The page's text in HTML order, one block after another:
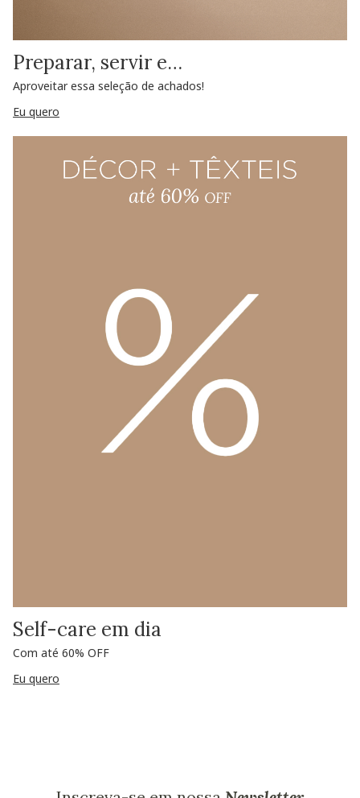
Preparar, servir e…
Aproveitar essa seleção de achados!
Eu quero
Self-care em dia
Com até 60% OFF
Eu quero